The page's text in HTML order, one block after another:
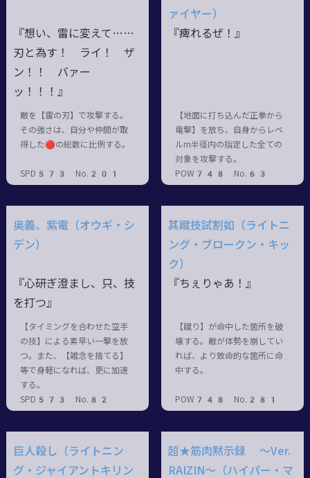
『想い、雷に変えて……
刃と為す！ ライ！ ザ
ン！！ バァー
ッ！！！』
敵を【雷の刃】で攻撃する。
その強さは、自分や仲間が取
得した🔴の総数に比例する。
SPD573 No.201
ァイヤー）
『痺れるぜ！』
【地面に打ち込んだ正拳から
電撃】を放ち、自身からレベ
ルm半径内の指定した全ての
対象を攻撃する。
POW748 No.63
奥義、紫電（オウギ・シ
デン）
『心研ぎ澄まし、只、技
を打つ』
【タイミングを合わせた空手
の技】による素早い一撃を放
つ。また、【雑念を捨てる】
等で身軽になれば、更に加速
する。
SPD573 No.82
其蹴技試割如（ライトニ
ング・ブロークン・キッ
ク）
『ちぇりゃあ！』
【蹴り】が命中した箇所を破
壊する。敵が体勢を崩してい
れば、より致命的な箇所に命
中する。
POW748 No.281
巨人殺し（ライトニン
グ・ジャイアントキリン
超★筋肉黙示録 ～Ver.
RAIZIN～（ハイパー・マ